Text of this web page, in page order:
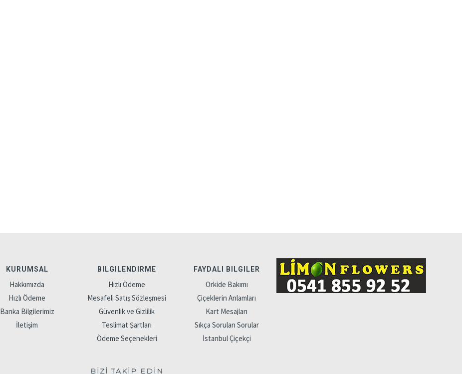
KURUMSAL
Hakkımızda
Hızlı Ödeme
Banka Bilgilerimiz
İletişim
BILGILENDIRME
Hızlı Ödeme
Mesafeli Satış Sözleşmesi
Güvenlik ve Gizlilik
Teslimat Şartları
Ödeme Seçenekleri
FAYDALI BILGILER
Orkide Bakımı
Çiçeklerin Anlamları
Kart Mesajları
Sıkça Sorulan Sorular
İstanbul Çiçekçi
BİZİ TAKİP EDİN